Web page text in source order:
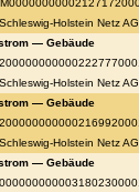
Holstein Netz
— Gebäude
Holstein Netz
— Gebäude
Holstein Netz
— Gebäude